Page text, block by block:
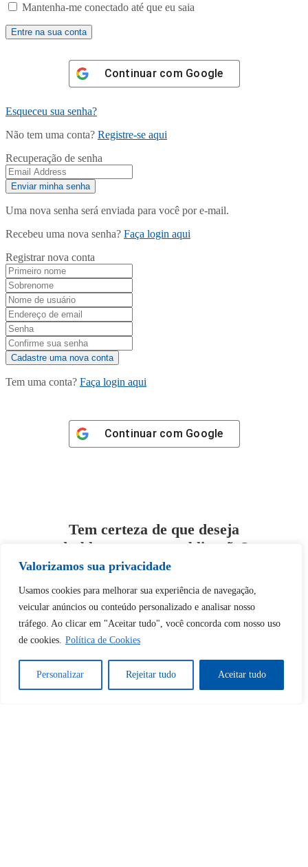
Valorizamos sua privacidade
Usamos cookies para melhorar sua experiência de navegação,
veicular anúncios ou conteúdo personalizado e analisar nosso
tráfego. Ao clicar em "Aceitar tudo", você concorda com nosso uso
de cookies. Política de Cookies
Personalizar Rejeitar tudo Aceitar tudo
Mantenha-me conectado até que eu saia
Continuar com Google
Esqueceu sua senha?
Não tem uma conta? Registre-se aqui
Recuperação de senha
Uma nova senha será enviada para você por e-mail.
Recebeu uma nova senha? Faça login aqui
Registrar nova conta
Tem uma conta? Faça login aqui
Continuar com Google
Tem certeza de que deseja
desbloquear esta publicação?
Desbloquear esquerda : 0
Sim Não